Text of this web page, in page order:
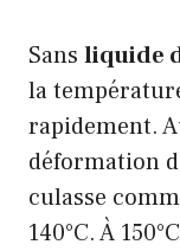
Sans liquide
la
rapidement.
déformation
culasse
140°C. À